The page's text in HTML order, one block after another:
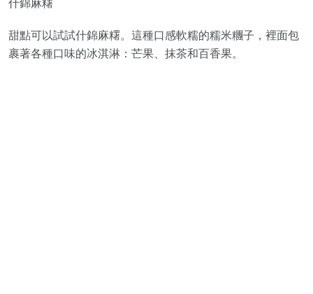
什錦麻糬
甜點可以試試什錦麻糬。這種口感軟糯的糯米糰子，裡面包
裹著各種口味的冰淇淋：芒果、抹茶和百香果。